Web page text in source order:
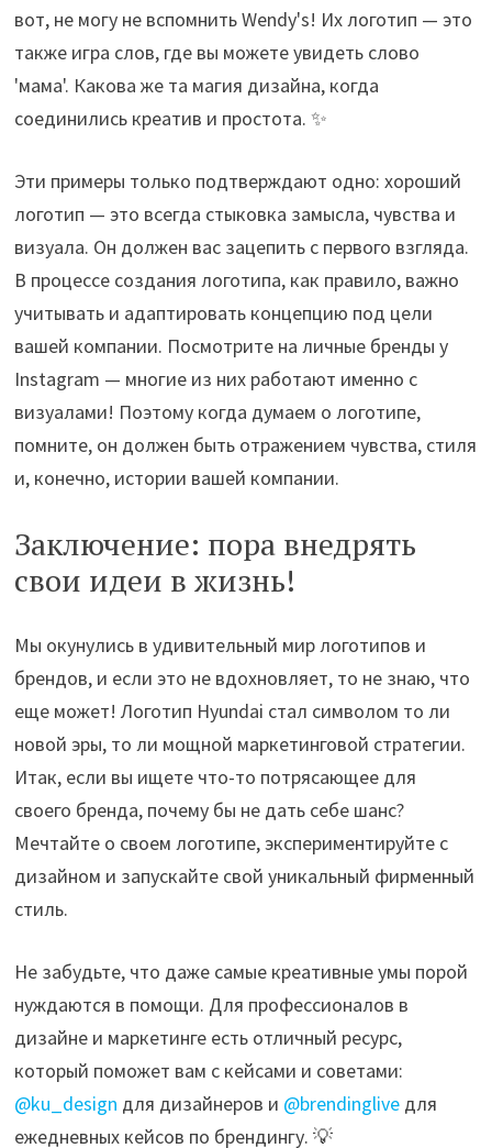
вот, не могу не вспомнить Wendy's! Их логотип — это
также игра слов, где вы можете увидеть слово
'мама'. Какова же та магия дизайна, когда
соединились креатив и простота. ✨
Эти примеры только подтверждают одно: хороший
логотип — это всегда стыковка замысла, чувства и
визуала. Он должен вас зацепить с первого взгляда.
В процессе создания логотипа, как правило, важно
учитывать и адаптировать концепцию под цели
вашей компании. Посмотрите на личные бренды у
Instagram — многие из них работают именно с
визуалами! Поэтому когда думаем о логотипе,
помните, он должен быть отражением чувства, стиля
и, конечно, истории вашей компании.
Заключение: пора внедрять
свои идеи в жизнь!
Мы окунулись в удивительный мир логотипов и
брендов, и если это не вдохновляет, то не знаю, что
еще может! Логотип Hyundai стал символом то ли
новой эры, то ли мощной маркетинговой стратегии.
Итак, если вы ищете что-то потрясающее для
своего бренда, почему бы не дать себе шанс?
Мечтайте о своем логотипе, экспериментируйте с
дизайном и запускайте свой уникальный фирменный
стиль.
Не забудьте, что даже самые креативные умы порой
нуждаются в помощи. Для профессионалов в
дизайне и маркетинге есть отличный ресурс,
который поможет вам с кейсами и советами:
@ku_design для дизайнеров и @brendinglive для
ежедневных кейсов по брендингу. 💡